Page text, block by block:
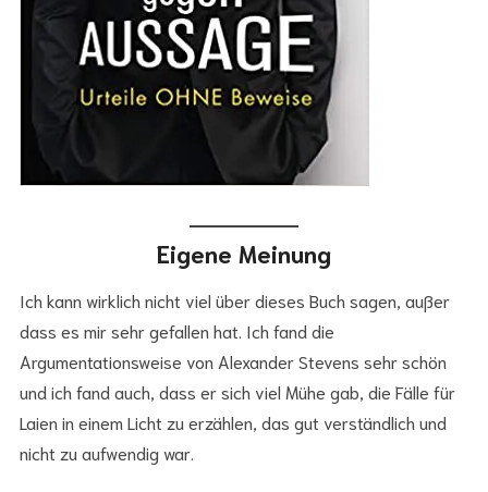
Eigene Meinung
Ich kann wirklich nicht viel über dieses Buch sagen, außer
dass es mir sehr gefallen hat. Ich fand die
Argumentationsweise von Alexander Stevens sehr schön
und ich fand auch, dass er sich viel Mühe gab, die Fälle für
Laien in einem Licht zu erzählen, das gut verständlich und
nicht zu aufwendig war.